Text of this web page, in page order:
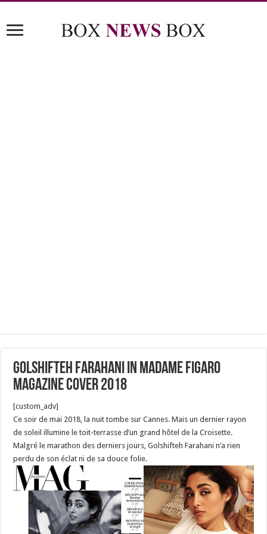
Golshifteh farahani in madame figaro
Magazine Cover 2018
[custom_adv]
Ce soir de mai 2018, la nuit tombe sur Cannes. Mais un dernier rayon
de soleil illumine le toit-terrasse d’un grand hôtel de la Croisette.
Malgré le marathon des derniers jours, Golshifteh Farahani n’a rien
perdu de son éclat ni de sa douce folie.